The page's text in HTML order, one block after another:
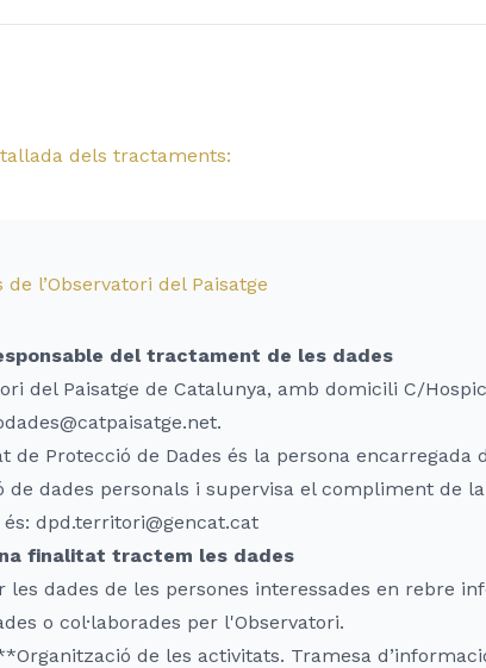
dels tractaments:
l’Observatori del Paisatge
del tractament de les dades
del Paisatge de Catalunya, amb domicili C/
de Protecció de Dades és la persona
de dades personals i supervisa el compliment de
dpd.territori@gencat.cat
finalitat tractem les dades
les dades de les persones interessades en rebre
o col·laborades per l'Observatori.
de les activitats. Tramesa